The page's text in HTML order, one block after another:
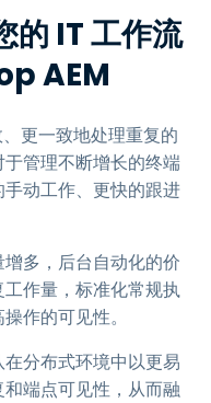
的 IT 工作流
AEM
更一致地处理重复的
管理不断增长的终端
动工作、更快的跟进
多，后台自动化的价
作量，标准化常规执
作的可见性。
分布式环境中以更易
端点可见性，从而融